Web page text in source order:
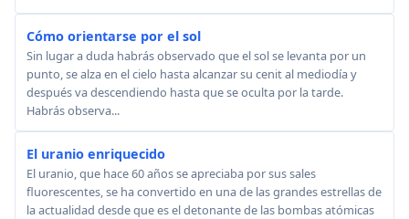
Cómo orientarse por el sol
Sin lugar a duda habrás observado que el sol se levanta por un
punto, se alza en el cielo hasta alcanzar su cenit al mediodía y
después va descendiendo hasta que se oculta por la tarde.
Habrás observa...
El uranio enriquecido
El uranio, que hace 60 años se apreciaba por sus sales
fluorescentes, se ha convertido en una de las grandes estrellas de
la actualidad desde que es el detonante de las bombas atómicas